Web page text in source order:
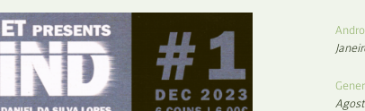
Bolsas
Colóquios